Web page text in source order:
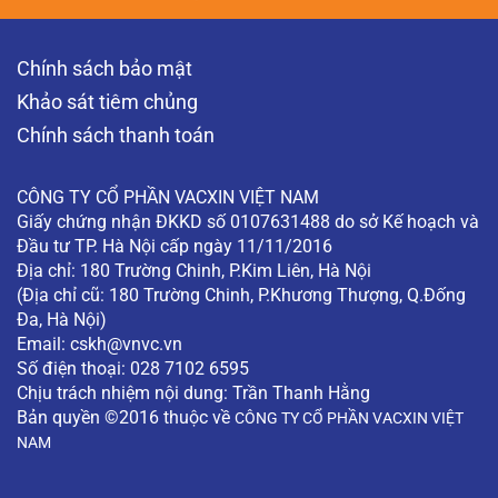
cổ tử cung không?
cung không? (Độc giả ẩn danh)
XEM THÊM
Chính sách bảo mật
Khảo sát tiêm chủng
Chính sách thanh toán
CÔNG TY CỔ PHẦN VACXIN VIỆT NAM
Giấy chứng nhận ĐKKD số 0107631488 do sở Kế hoạch và
Đầu tư TP. Hà Nội cấp ngày 11/11/2016
Địa chỉ: 180 Trường Chinh, P.Kim Liên, Hà Nội
(Địa chỉ cũ: 180 Trường Chinh, P.Khương Thượng, Q.Đống
Đa, Hà Nội)
Email: cskh@vnvc.vn
Số điện thoại: 028 7102 6595
Chịu trách nhiệm nội dung: Trần Thanh Hằng
Bản quyền ©2016 thuộc về CÔNG TY CỔ PHẦN VACXIN VIỆT
NAM